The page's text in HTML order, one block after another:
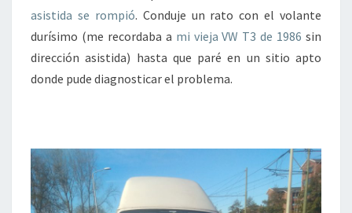
asistida se rompió. Conduje un rato con el volante
durísimo (me recordaba a mi vieja VW T3 de 1986 sin
dirección asistida) hasta que paré en un sitio apto
donde pude diagnosticar el problema.